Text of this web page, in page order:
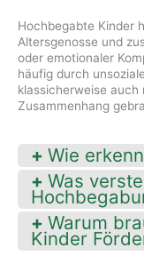
Hochbegabte Kinder
Altersgenosse und
oder emotionaler
häufig durch
klassicherweise
Zusammenhang
Wie
Was
Warum
Kinder